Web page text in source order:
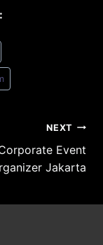
NEXT
Event
Jakarta